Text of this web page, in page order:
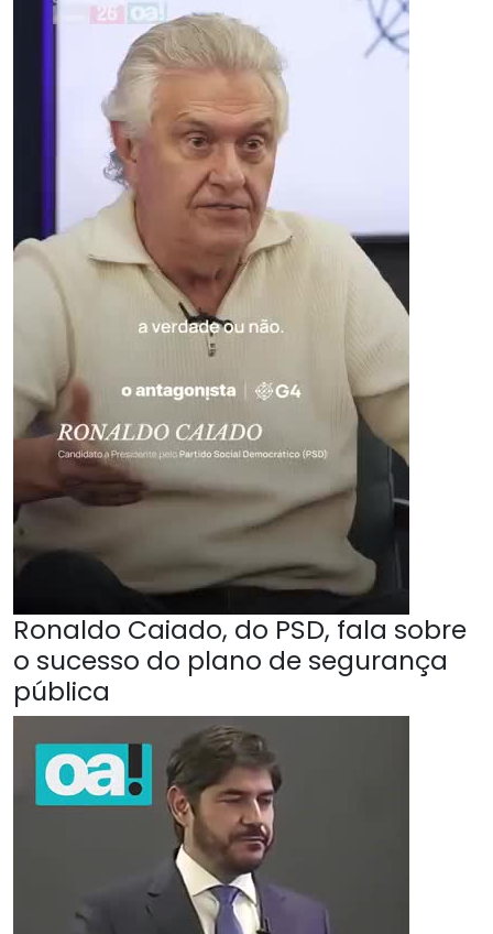
Ronaldo Caiado, do PSD, fala sobre
o sucesso do plano de segurança
pública